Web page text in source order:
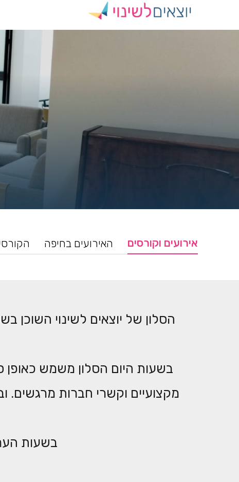
אירועים וקורסים האירועים בחיפה
הסלון של יוצאים לשינוי השוכן
בשעות היום הסלון משמש כאופן
מקצועיים וקשרי חברות מרגשים.
בשעות